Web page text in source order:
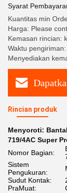
Syarat
Kuantitas min
Harga: Please
Kemasan rincian:
Waktu
Menyediakan
Rincian produk
Menyoroti:
719/4AC Super
Nomor Bagian:
Sistem
Pengukuran:
Sudut Kontak:
PraMuat: